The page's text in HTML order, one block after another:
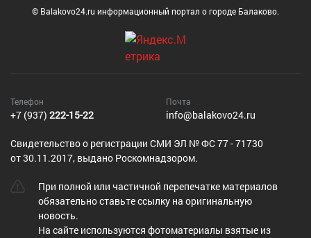
© Balakovo24.ru информационный портал о городе Балаково.
Телефон
+7 (937) 222-15-22
Почта
info@balakovo24.ru
Cвидетельство о регистрации СМИ ЭЛ № ФС 77 - 71730
от 30.11.2017, выдано Роскомнадзором.
При полной или частичной перепечатке материалов
обязательно ставьте ссылку на оригинальную
новость.
На сайте используются фотоматериалы взятые из